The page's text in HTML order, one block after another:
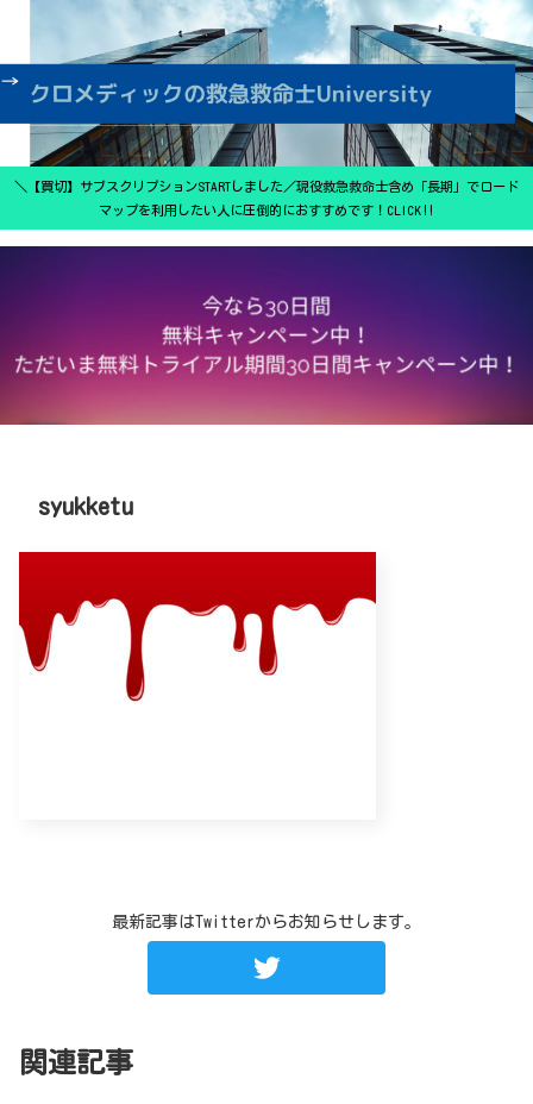
＼【買切】サブスクリプションSTARTしました／現役救急救命士含め「長期」でロード
マップを利用したい人に圧倒的におすすめです！CLICK‼
syukketu
最新記事はTwitterからお知らせします。
関連記事